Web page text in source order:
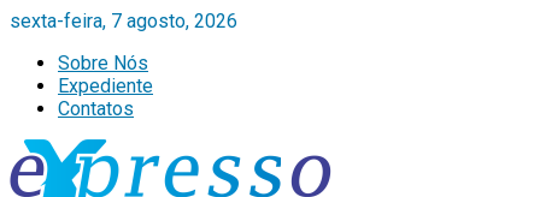
sexta-feira, 7 agosto, 2026
Sobre Nós
Expediente
Contatos